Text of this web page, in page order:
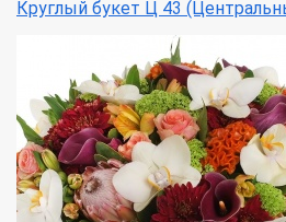
Круглый букет Ц 43